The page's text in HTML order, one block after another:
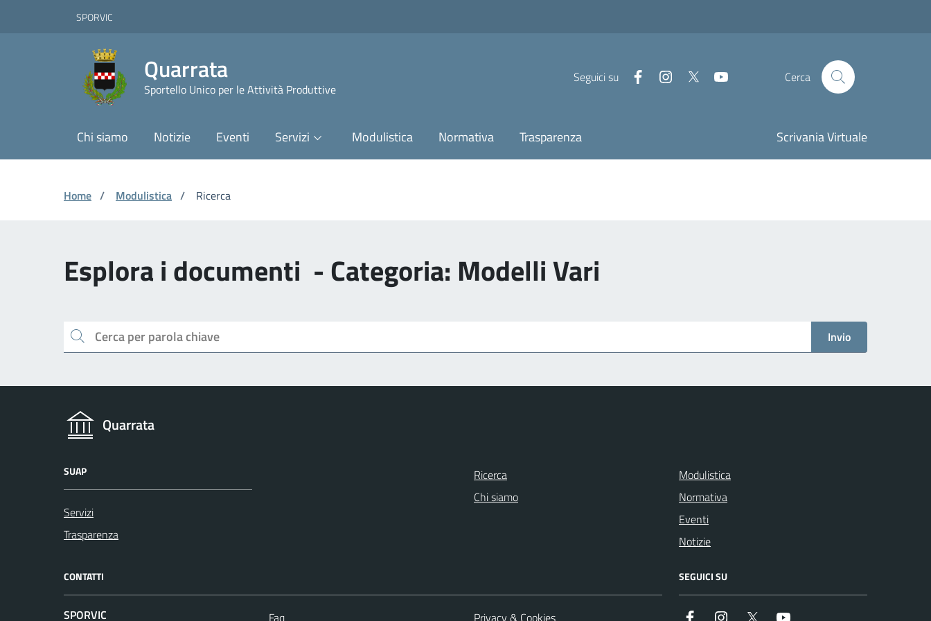
Skip to Main Content
SPORVIC
Quarrata
Sportello Unico per le Attività Produttive
Seguici su FacebookInstagram
Twitter Cerca
Chi siamo Notizie Eventi Servizi Modulistica Normativa Trasparenza Scrivania Virtuale
Home / Modulistica / Ricerca
Esplora i documenti - Categoria: Modelli Vari
Cerca Invio
Quarrata
SUAP
Servizi
Trasparenza
Ricerca
Chi siamo
Modulistica
Normativa
Eventi
Notizie
CONTATTI
SPORVIC Faq Privacy & Cookies
SEGUICI SU
Facebook InstagramTwitter